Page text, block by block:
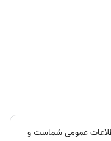
عمومی شماست و